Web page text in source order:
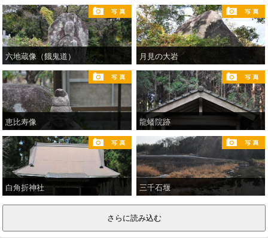
六地蔵像（餓鬼道） 月見の大岩
恵比寿像 龍蟠院跡
白角折神社 三千石堰